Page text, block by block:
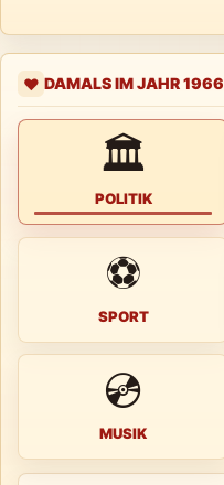
❤️ DAMALS IM JAHR 1966
🏛
POLITIK
⚽
SPORT
💿
MUSIK